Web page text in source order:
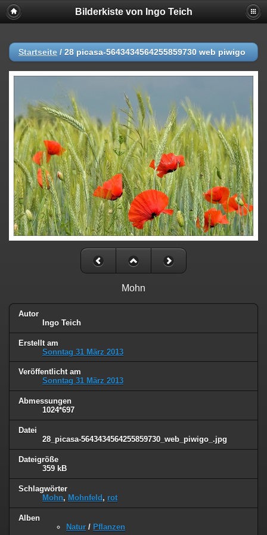
Bilderkiste von Ingo Teich
Startseite / 28 picasa-5643434564255859730 web piwigo
Mohn
Autor
Ingo Teich
Erstellt am
Sonntag 31 März 2013
Veröffentlicht am
Sonntag 31 März 2013
Abmessungen
1024*697
Datei
28_picasa-5643434564255859730_web_piwigo_.jpg
Dateigröße
359 kB
Schlagwörter
Mohn, Mohnfeld , rot
Alben
Natur / Pflanzen